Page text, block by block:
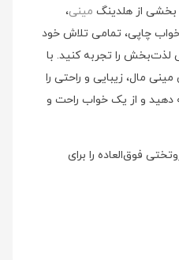
بخشی از هلدینگ مینی،
چاپی، تمامی تلاش خود
لذت‌بخش را تجربه کنید. با
مال، زیبایی و راحتی را
دهید و از یک خواب راحت و
فوق‌العاده را برای